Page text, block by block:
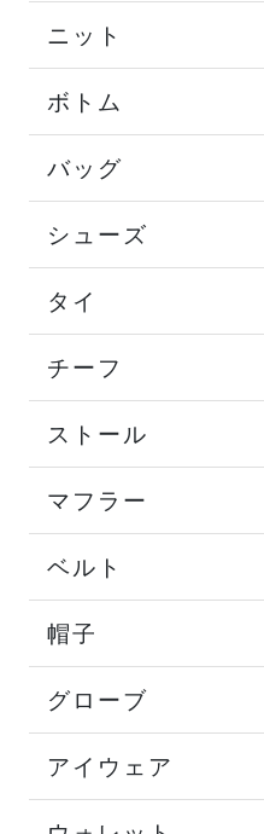
ニット
ボトム
バッグ
シューズ
タイ
チーフ
ストール
マフラー
ベルト
帽子
グローブ
アイウェア